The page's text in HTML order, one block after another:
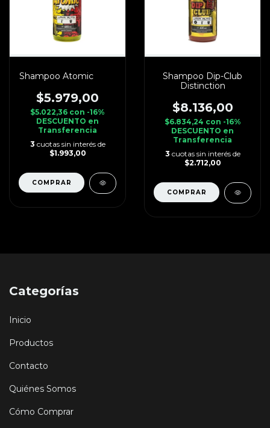
Shampoo Atomic
$5.979,00
$5.022,36 con -16%
DESCUENTO en
Transferencia
3 cuotas sin interés de
$1.993,00
Shampoo Dip-Club
Distinction
$8.136,00
$6.834,24 con -16%
DESCUENTO en
Transferencia
3 cuotas sin interés de
$2.712,00
Categorías
Inicio
Productos
Contacto
Quiénes Somos
Cómo Comprar